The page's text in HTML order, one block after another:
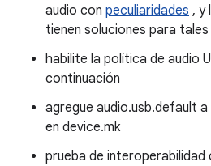
audio con peculiaridades , y
tienen soluciones para
habilite la política de audio
continuación
agregue audio.usb.default a
en device.mk
prueba de